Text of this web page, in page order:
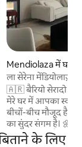
से 4.91, 32 समीक्षाएँ
Mendiolaza में घर
ला सेरेना
🇦🇷 बैरियो सेरादो
मेरे घर में आपका स्वागत है। 📍कॉर्डोबन
बीचों-बीच मौजूद है। इस घर में प्रकृति और डिज़ाइन
का सुंदर संगम है। 🌼 बड़ा और उजला, चारों ओर
चमेली के पौधे हैं, जो
के लिए